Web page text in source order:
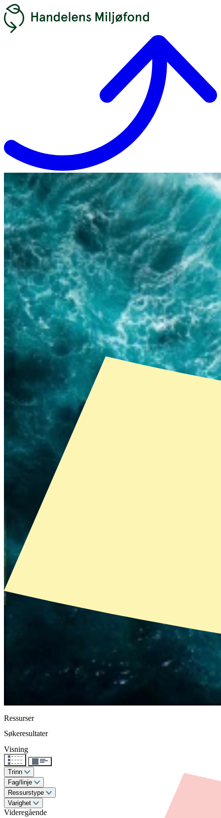
Ressurser
Søkeresultater
Visning
Trinn
Fag/linje
Ressurstype
Varighet
Videregående